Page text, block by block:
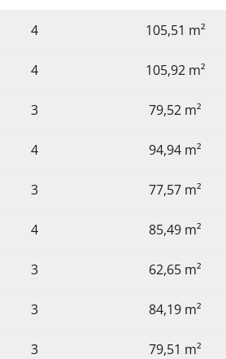
4 105,51 m²
4 105,92 m²
3 79,52 m²
4 94,94 m²
3 77,57 m²
4 85,49 m²
3 62,65 m²
3 84,19 m²
3 79,51 m²